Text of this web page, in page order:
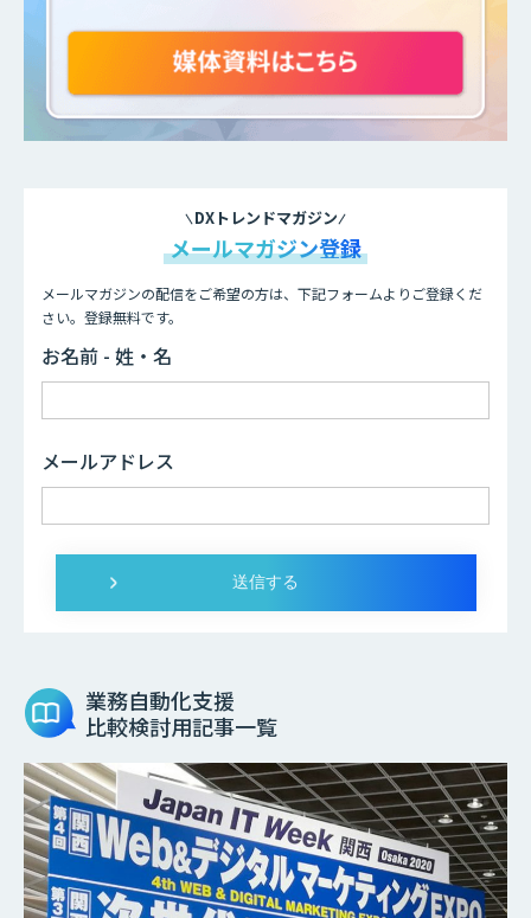
DXトレンドマガジン
メールマガジン登録
メールマガジンの配信をご希望の方は、下記フォームよりご登録くだ
さい。登録無料です。
お名前 - 姓・名
メールアドレス
業務自動化支援
比較検討用記事一覧